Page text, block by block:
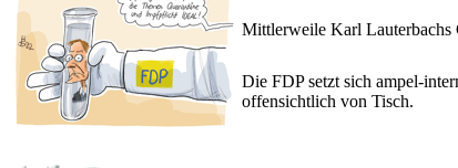
Mittlerweile Karl Lauterbachs
Die FDP setzt sich ampel-
offensichtlich von Tisch.